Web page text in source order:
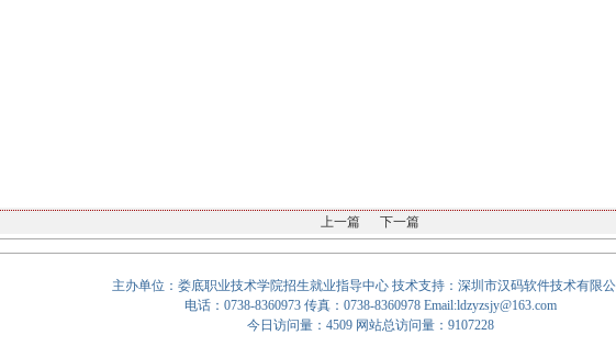
上一篇 下一篇
主办单位：娄底职业技术学院招生就业指导中心 技术支持： 深圳市汉码软件技术有限
电话：0738-8360973 传真：0738-8360978 Email:ldzyzsjy@163.com
今日访问量：4509 网站总访问量：9107228